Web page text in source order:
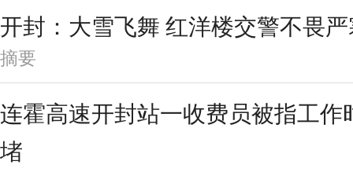
开封：大雪飞舞 红洋楼交警不畏
摘要
连霍高速开封站一收费员被指工作
堵